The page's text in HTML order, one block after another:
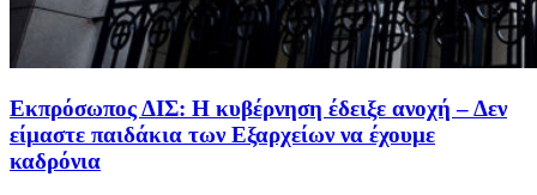
Εκπρόσωπος ΔΙΣ: Η κυβέρνηση έδειξε ανοχή – Δεν
είμαστε παιδάκια των Εξαρχείων να έχουμε
καδρόνια